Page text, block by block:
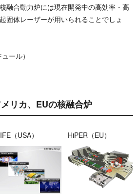
融合動力炉には現在開発中の高効率・高
固体レーザーが用いられることでしょ
ール）
リカ、EUの 核 融 合 炉
（ U S A ） HiPER （ E U ）